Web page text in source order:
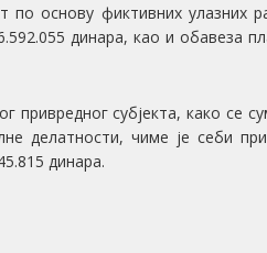
по основу фиктивних
динара, као и обавеза
привредног субјекта, како се
делатности, чиме je себи
динара.